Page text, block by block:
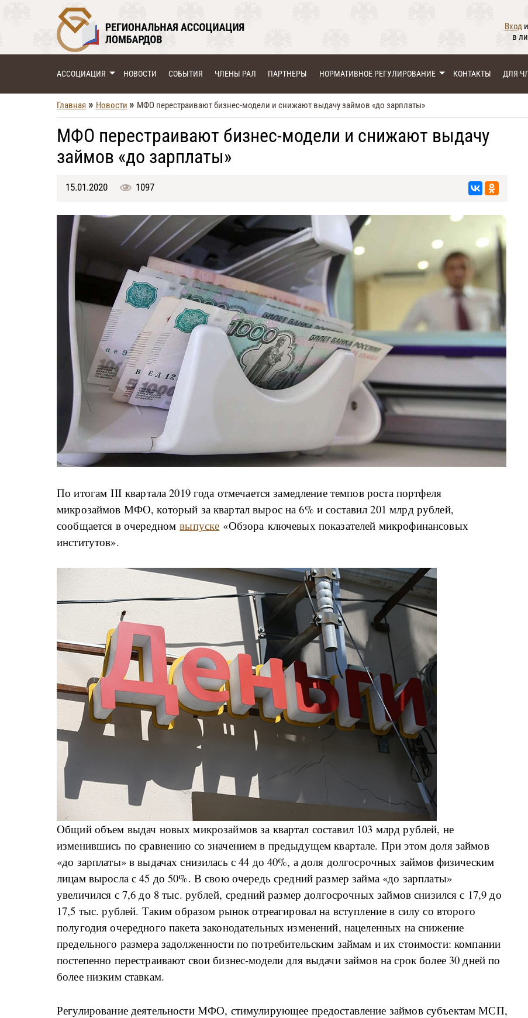
Вход
в
АССОЦИАЦИЯ НОВОСТИ СОБЫТИЯ ЧЛЕНЫ РАЛ ПАРТНЕРЫ НОРМАТИВНОЕ РЕГУЛИРОВАНИЕ КОНТАКТЫ ДЛЯ
Главная » Новости » МФО перестраивают бизнес-модели и снижают выдачу займов «до зарплаты»
МФО перестраивают бизнес-модели и снижают выдачу
займов «до зарплаты»
15.01.2020 1097
По итогам III квартала 2019 года отмечается замедление темпов роста портфеля
микрозаймов МФО, который за квартал вырос на 6% и составил 201 млрд рублей,
сообщается в очередномвыпуске «Обзора ключевых показателей микрофинансовых
институтов».
Общий объем выдач новых микрозаймов за квартал составил 103 млрд рублей, не
изменившись по сравнению со значением в предыдущем квартале. При этом доля займов
«до зарплаты» в выдачах снизилась с 44 до 40%, а доля долгосрочных займов физическим
лицам выросла с 45 до 50%. В свою очередь средний размер займа «до зарплаты»
увеличился с 7,6 до 8 тыс. рублей, средний размер долгосрочных займов снизился с 17,9 до
17,5 тыс. рублей. Таким образом рынок отреагировал на вступление в силу со второго
полугодия очередного пакета законодательных изменений, нацеленных на снижение
предельного размера задолженности по потребительским займам и их стоимости: компании
постепенно перестраивают свои бизнес-модели для выдачи займов на срок более 30 дней по
более низким ставкам.
Регулирование деятельности МФО, стимулирующее предоставление займов субъектам МСП,